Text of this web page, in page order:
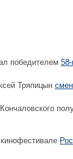
победителем
Тряпицын